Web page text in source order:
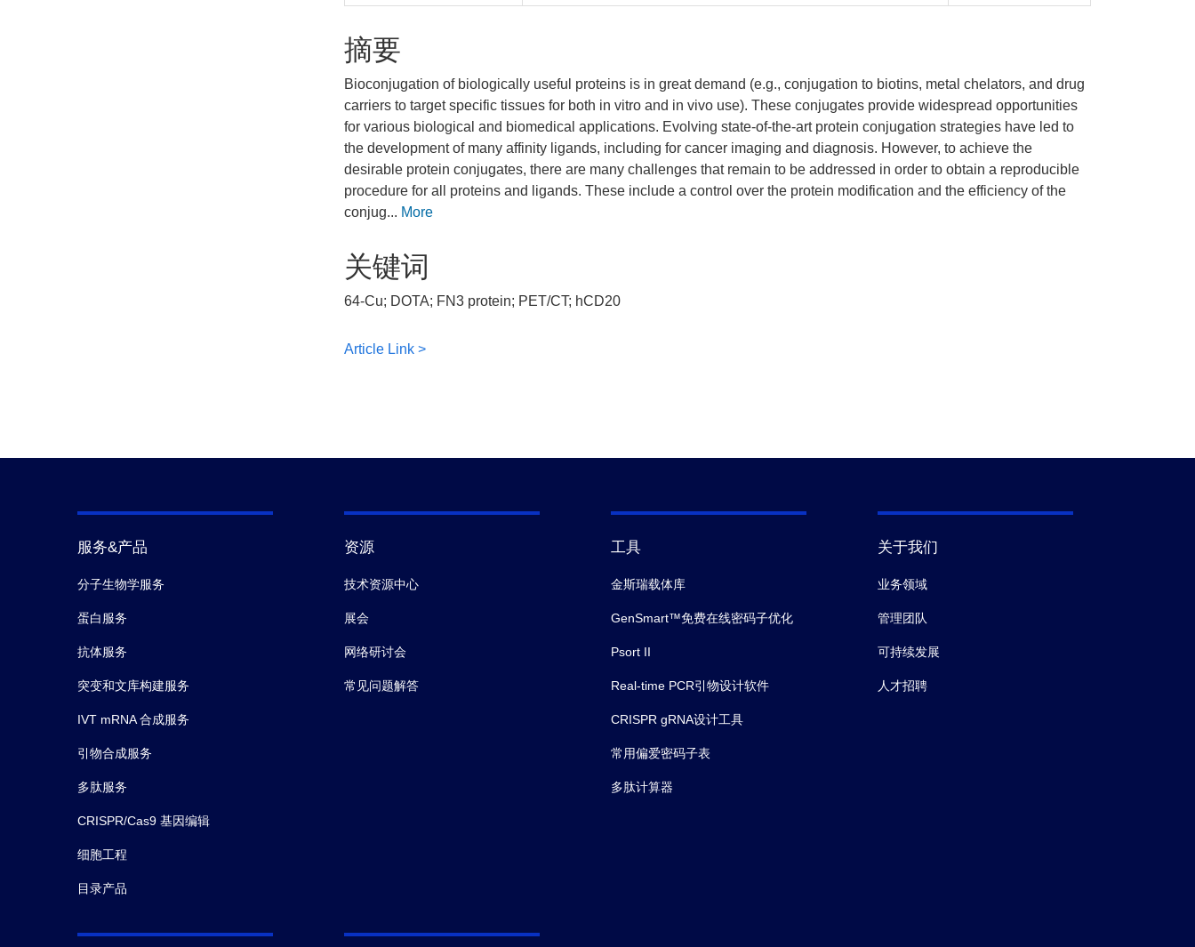
摘要
Bioconjugation of biologically useful proteins is in great demand (e.g., conjugation to biotins, metal chelators, and drug
carriers to target specific tissues for both in vitro and in vivo use). These conjugates provide widespread opportunities
for various biological and biomedical applications. Evolving state-of-the-art protein conjugation strategies have led to
the development of many affinity ligands, including for cancer imaging and diagnosis. However, to achieve the
desirable protein conjugates, there are many challenges that remain to be addressed in order to obtain a reproducible
procedure for all proteins and ligands. These include a control over the protein modification and the efficiency of the
conjug... More
关键词
64-Cu; DOTA; FN3 protein; PET/CT; hCD20
Article Link >
服务&产品
分子生物学服务
蛋白服务
抗体服务
突变和文库构建服务
IVT mRNA 合成服务
引物合成服务
多肽服务
CRISPR/Cas9 基因编辑
细胞工程
目录产品
资源
技术资源中心
展会
网络研讨会
常见问题解答
工具
金斯瑞载体库
GenSmart™免费在线密码子优化
Psort II
Real-time PCR引物设计软件
CRISPR gRNA设计工具
常用偏爱密码子表
多肽计算器
关于我们
业务领域
管理团队
可持续发展
人才招聘